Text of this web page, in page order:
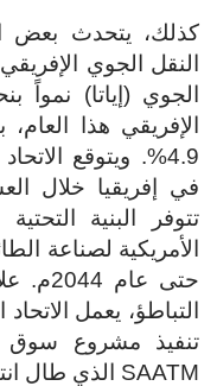
كذلك، يتحدث بعض
النقل الجوي
الإفريقي هذا
4.9%. ويتوقع
في إفريقيا خلال
تتوفر البنية
حتى
التباطؤ، يعمل
تنفيذ مشروع سوق
SAATM الذي طال انتظاره.